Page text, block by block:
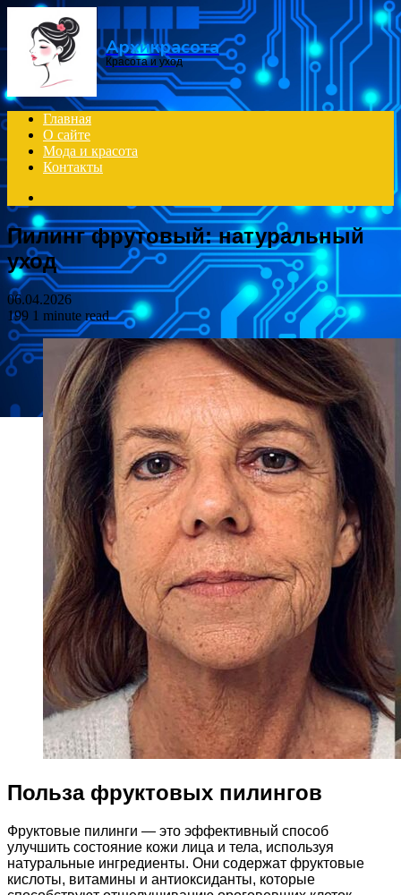
Архикрасота
Красота и уход
Главная
О сайте
Мода и красота
Контакты
for
Пилинг фрутовый: натуральный
уход
06.04.2026
199 1 minute read
Польза фруктовых пилингов
Фруктовые пилинги — это эффективный способ
улучшить состояние кожи лица и тела, используя
натуральные ингредиенты. Они содержат фруктовые
кислоты, витамины и антиоксиданты, которые